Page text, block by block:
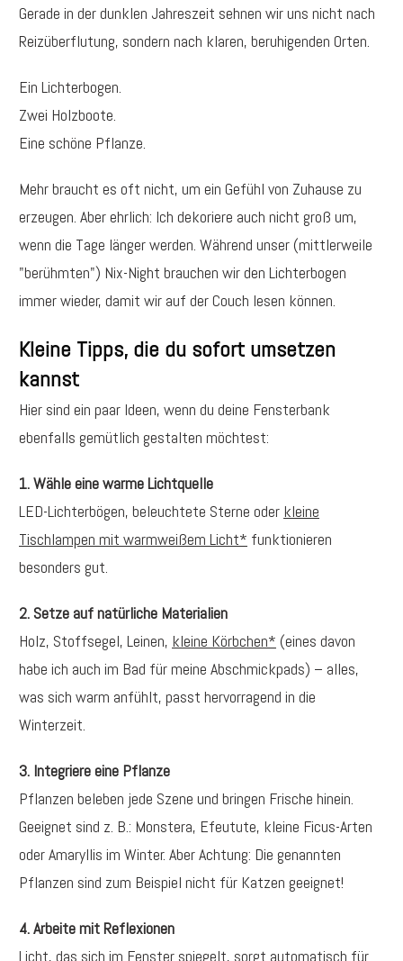
Gerade in der dunklen Jahreszeit sehnen wir uns nicht nach
Reizüberflutung, sondern nach klaren, beruhigenden Orten.
Ein Lichterbogen.
Zwei Holzboote.
Eine schöne Pflanze.
Mehr braucht es oft nicht, um ein Gefühl von Zuhause zu
erzeugen. Aber ehrlich: Ich dekoriere auch nicht groß um,
wenn die Tage länger werden. Während unser (mittlerweile
"berühmten") Nix-Night brauchen wir den Lichterbogen
immer wieder, damit wir auf der Couch lesen können.
Kleine Tipps, die du sofort umsetzen
kannst
Hier sind ein paar Ideen, wenn du deine Fensterbank
ebenfalls gemütlich gestalten möchtest:
1. Wähle eine warme Lichtquelle
LED-Lichterbögen, beleuchtete Sterne oder kleine
Tischlampen mit warmweißem Licht* funktionieren
besonders gut.
2. Setze auf natürliche Materialien
Holz, Stoffsegel, Leinen, kleine Körbchen* (eines davon
habe ich auch im Bad für meine Abschmickpads) – alles,
was sich warm anfühlt, passt hervorragend in die
Winterzeit.
3. Integriere eine Pflanze
Pflanzen beleben jede Szene und bringen Frische hinein.
Geeignet sind z. B.: Monstera, Efeutute, kleine Ficus-Arten
oder Amaryllis im Winter. Aber Achtung: Die genannten
Pflanzen sind zum Beispiel nicht für Katzen geeignet!
4. Arbeite mit Reflexionen
Licht, das sich im Fenster spiegelt, sorgt automatisch für